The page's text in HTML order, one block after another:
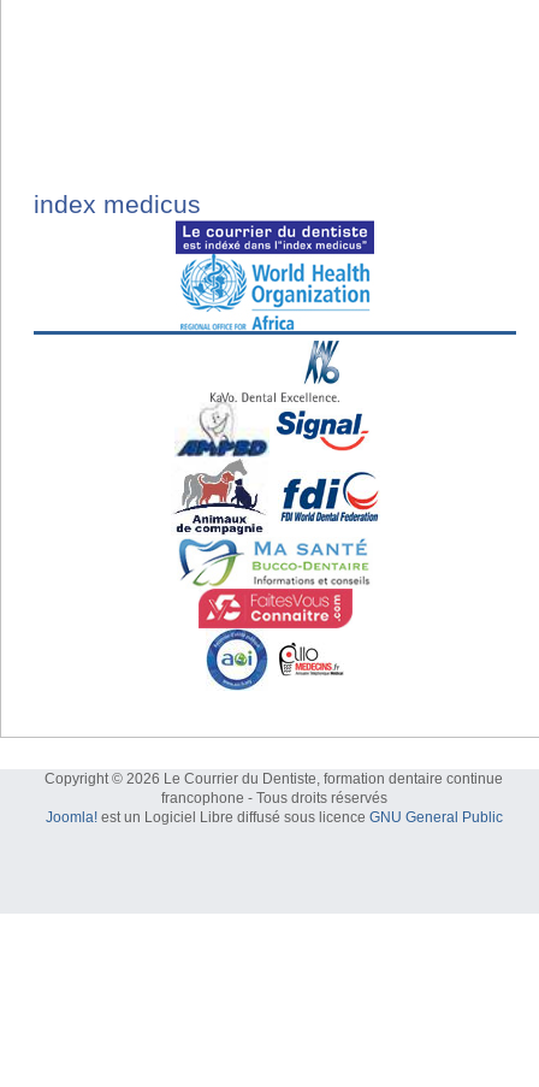
index medicus
Copyright © 2026 Le Courrier du Dentiste, formation dentaire continue
francophone - Tous droits réservés
Joomla!est un Logiciel Libre diffusé sous licence GNU General Public